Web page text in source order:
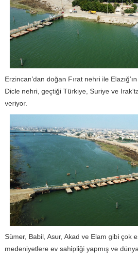
Erzincan’dan doğan Fırat nehri ile
Dicle nehri, geçtiği Türkiye, Suriye ve
veriyor.
Sümer, Babil, Asur, Akad ve Elam gibi çok
medeniyetlere ev sahipliği yapmış ve